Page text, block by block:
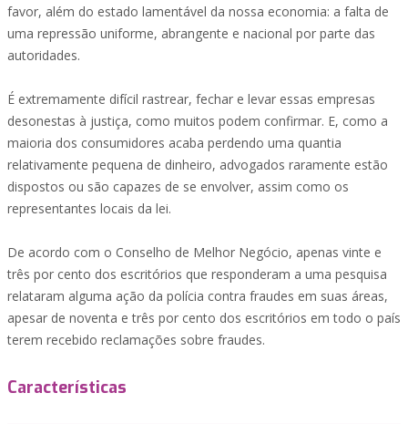
favor, além do estado lamentável da nossa economia: a falta de
uma repressão uniforme, abrangente e nacional por parte das
autoridades.
É extremamente difícil rastrear, fechar e levar essas empresas
desonestas à justiça, como muitos podem confirmar. E, como a
maioria dos consumidores acaba perdendo uma quantia
relativamente pequena de dinheiro, advogados raramente estão
dispostos ou são capazes de se envolver, assim como os
representantes locais da lei.
De acordo com o Conselho de Melhor Negócio, apenas vinte e
três por cento dos escritórios que responderam a uma pesquisa
relataram alguma ação da polícia contra fraudes em suas áreas,
apesar de noventa e três por cento dos escritórios em todo o país
terem recebido reclamações sobre fraudes.
Características